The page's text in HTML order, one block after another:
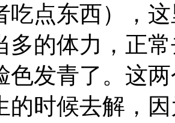
吃点东西），
多的体力，正
色发青了。这
的时候去解，